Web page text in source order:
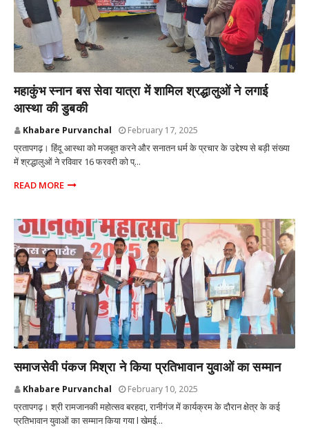
महाकुंभ स्नान बस सेवा यात्रा में शामिल श्रद्धालुओं ने लगाई
आस्था की डुबकी
Khabare Purvanchal February 17, 2025
प्रतापगढ़। हिंदू आस्था को मजबूत करने और सनातन धर्म के प्रचार के उद्देश्य से बड़ी संख्या
में श्रद्धालुओं ने रविवार 16 फरवरी को प्...
READ MORE
समाजसेवी पंकज मिश्रा ने किया प्रतिभावान युवाओं का सम्मान
Khabare Purvanchal February 10, 2025
प्रतापगढ़। श्री रामजानकी महोत्सव बरहदा, रानीगंज में कार्यक्रम के दौरान क्षेत्र के कई
प्रतिभावान युवाओं का सम्मान किया गया l खेमई...